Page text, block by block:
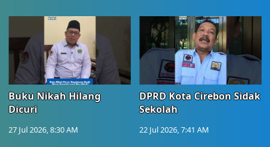
Buku Nikah Hilang
Dicuri
27 Jul 2026, 8:30 AM
DPRD Kota Cirebon Sidak
Sekolah
22 Jul 2026, 7:41 AM